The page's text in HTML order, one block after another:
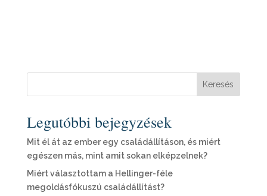
Keresés
Legutóbbi bejegyzések
Mit él át az ember egy családállításon, és miért
egészen más, mint amit sokan elképzelnek?
Miért választottam a Hellinger-féle
megoldásfókuszú családállítást?